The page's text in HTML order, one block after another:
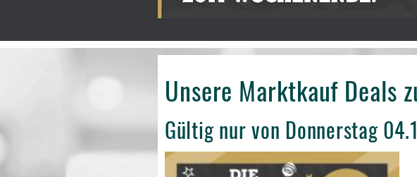
Unsere Marktkauf Deals
Gültig nur von Donnerstag